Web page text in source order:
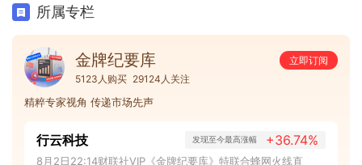
所属专栏
金牌纪要库
立即订阅
5123人购买 29124人关注
精粹专家视角 传递市场先声
行云科技 发现至今最高涨幅 +36.74%
8月2日22:14财联社VIP《金牌纪要库》特联合蜂网火线直